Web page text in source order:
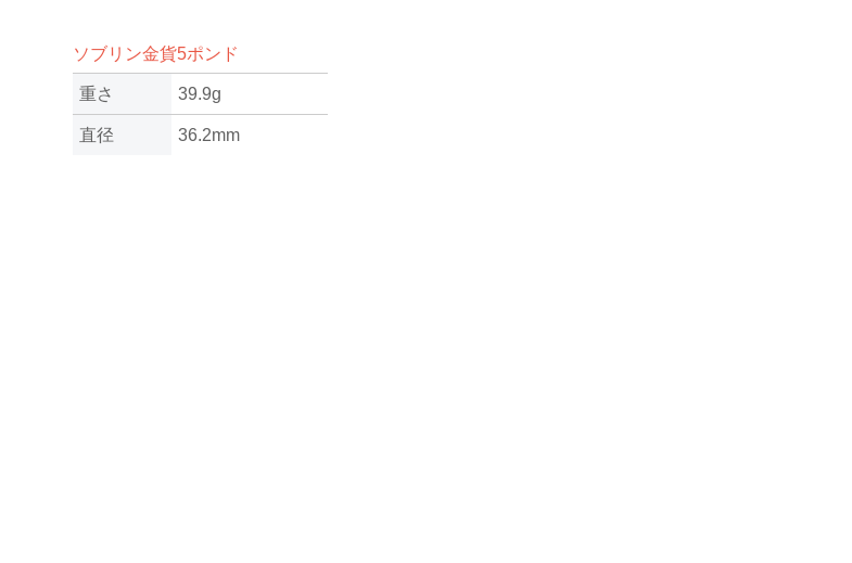
ソブリン金貨5ポンド
重さ 39.9g
直径 36.2mm